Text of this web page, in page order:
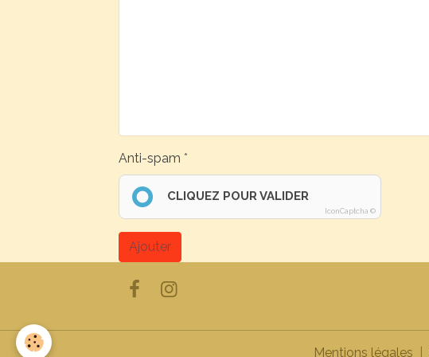
Anti-spam
CLIQUEZ POUR VALIDER
IconCaptcha ©
Ajouter
Mentions légales